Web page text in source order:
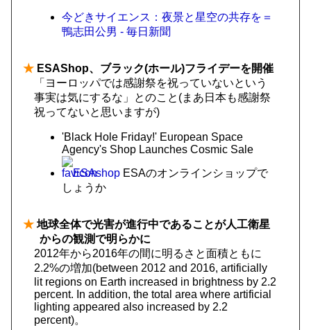
今どきサイエンス：夜景と星空の共存を＝
鴨志田公男 - 毎日新聞
★ ESAShop、ブラック(ホール)フライデーを開催
「ヨーロッパでは感謝祭を祝っていないという
事実は気にするな」とのこと(まあ日本も感謝祭
祝ってないと思いますが)
'Black Hole Friday!' European Space
Agency's Shop Launches Cosmic Sale
ESAshop ESAのオンラインショップで
しょうか
★ 地球全体で光害が進行中であることが人工衛星
からの観測で明らかに
2012年から2016年の間に明るさと面積ともに
2.2%の増加(between 2012 and 2016, artificially
lit regions on Earth increased in brightness by 2.2
percent. In addition, the total area where artificial
lighting appeared also increased by 2.2
percent)。